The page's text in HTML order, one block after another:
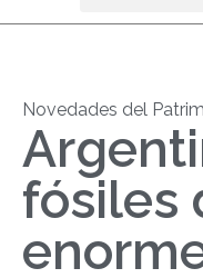
Novedades del
fósiles